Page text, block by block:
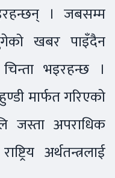
। जबसम्म
खबर पाइँदैन
भइरहन्छ ।
मार्फत गरिएको
जस्ता अपराधिक
अर्थतन्त्रलाई